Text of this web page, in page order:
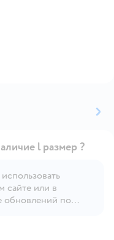
вопрос
l размер ?
сайте или в
обновлений по